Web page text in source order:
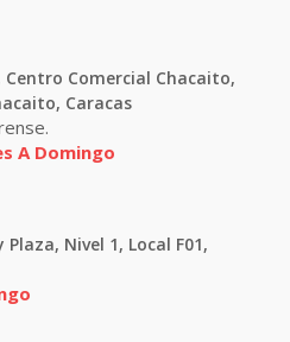
Centro Comercial Chacaito,
Caracas
A Domingo
Nivel 1, Local F01,